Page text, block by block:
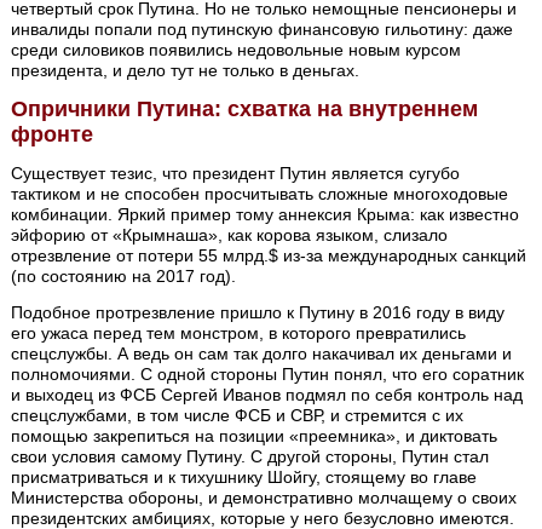
четвертый срок Путина. Но не только немощные пенсионеры и
инвалиды попали под путинскую финансовую гильотину: даже
среди силовиков появились недовольные новым курсом
президента, и дело тут не только в деньгах.
Опричники Путина: схватка на внутреннем
фронте
Существует тезис, что президент Путин является сугубо
тактиком и не способен просчитывать сложные многоходовые
комбинации. Яркий пример тому аннексия Крыма: как известно
эйфорию от «Крымнаша», как корова языком, слизало
отрезвление от потери 55 млрд.$ из-за международных санкций
(по состоянию на 2017 год).
Подобное протрезвление пришло к Путину в 2016 году в виду
его ужаса перед тем монстром, в которого превратились
спецслужбы. А ведь он сам так долго накачивал их деньгами и
полномочиями. С одной стороны Путин понял, что его соратник
и выходец из ФСБ Сергей Иванов подмял по себя контроль над
спецслужбами, в том числе ФСБ и СВР, и стремится с их
помощью закрепиться на позиции «преемника», и диктовать
свои условия самому Путину. С другой стороны, Путин стал
присматриваться и к тихушнику Шойгу, стоящему во главе
Министерства обороны, и демонстративно молчащему о своих
президентских амбициях, которые у него безусловно имеются.